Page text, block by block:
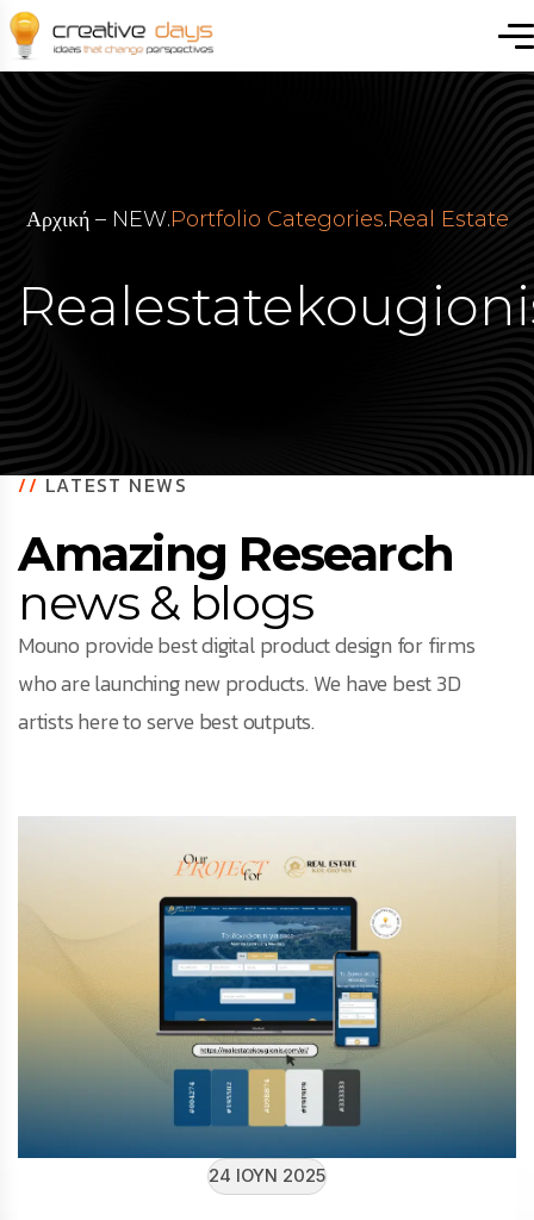
Αρχική – NEW.Portfolio Categories.Real Estate
//LATEST NEWS
Amazing Research
news & blogs
Mouno provide best digital product design for firms
who are launching new products. We have best 3D
artists here to serve best outputs.
24 ΙΟΎΝ 2025
Facebook
Instagram
LinkedIn
info@creativedays.gr
Ι.ΤΣΑΛΟΥΧΊΔΗ 16-20, ΘΕΣΣΑΛΟΝΊΚΗ 54248